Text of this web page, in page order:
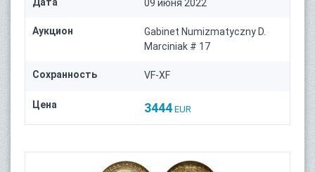
09 июня 2022
Аукцион
Gabinet Numizmatyczny D.
Marciniak # 17
Сохранность VF-XF
Цена 3444 EUR